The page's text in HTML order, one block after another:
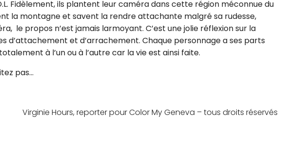
Fidèlement, ils plantent leur caméra dans cette région méconnue du
la montagne et savent la rendre attachante malgré sa rudesse,
le propos n’est jamais larmoyant. C’est une jolie réflexion sur la
d’attachement et d’arrachement. Chaque personnage a ses parts
à l’un ou à l’autre car la vie est ainsi faite.
pas…
Virginie Hours, reporter pour Color My Geneva – tous droits réservés